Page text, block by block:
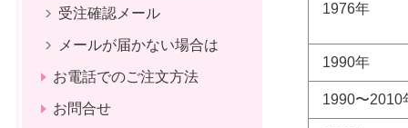
1976年
1990年
1990〜2010
受注確認メール
メールが届かない場合は
お電話でのご注文方法
お問合せ